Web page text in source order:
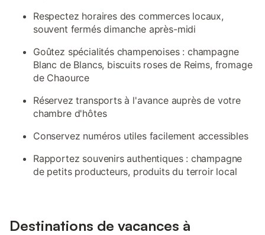
Respectez horaires des commerces locaux,
souvent fermés dimanche après-midi
Goûtez spécialités champenoises : champagne
Blanc de Blancs, biscuits roses de Reims, fromage
de Chaource
Réservez transports à l'avance auprès de votre
chambre d'hôtes
Conservez numéros utiles facilement accessibles
Rapportez souvenirs authentiques : champagne
de petits producteurs, produits du terroir local
Destinations de vacances à